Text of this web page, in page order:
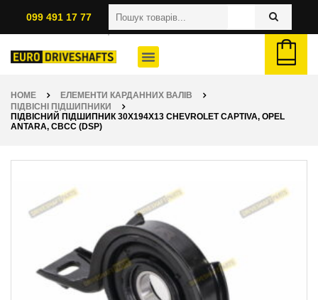
099 491 17 77
HOME
ЕЛЕМЕНТИ КАРДАННИХ ВАЛІВ
ПІДВІСНІ ПІДШИПНИКИ
ПІДВІСНИЙ ПІДШИПНИК 30X194X13 CHEVROLET CAPTIVA, OPEL
ANTARA, CBCC (DSP)